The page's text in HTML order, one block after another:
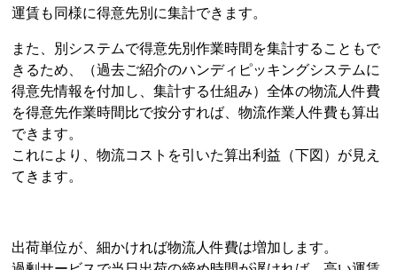
運賃も同様に得意先別に集計できます。
また、別システムで得意先別作業時間を集計することもで
きるため、（過去ご紹介のハンディピッキングシステムに
得意先情報を付加し、集計する仕組み）全体の物流人件費
を得意先作業時間比で按分すれば、物流作業人件費も算出
できます。
これにより、物流コストを引いた算出利益（下図）が見え
てきます。
出荷単位が、細かければ物流人件費は増加します。